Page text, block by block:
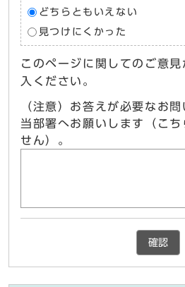
どちらともいえない
見つけにくかった
このページに関してのご意
入ください。
（注意）お答えが必要なお
当部署へお願いします（こ
せん）。
確認